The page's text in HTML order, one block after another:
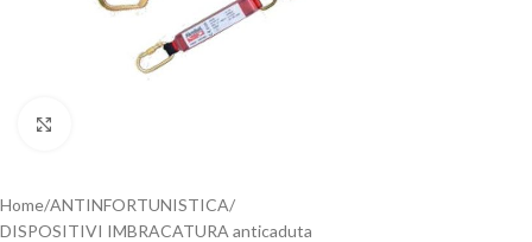
Home/ANTINFORTUNISTICA/
DISPOSITIVI IMBRACATURA anticaduta